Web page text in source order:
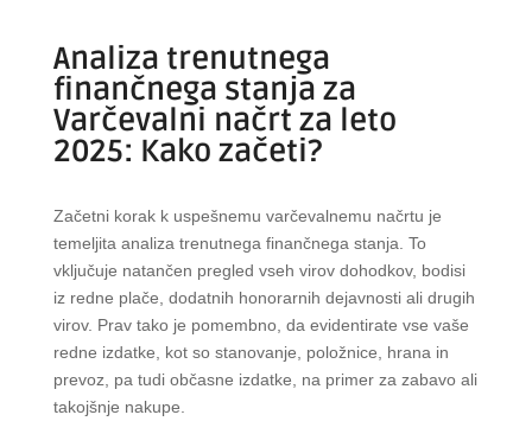
Analiza trenutnega
finančnega stanja za
Varčevalni načrt za leto
2025: Kako začeti?
Začetni korak k uspešnemu varčevalnemu načrtu je
temeljita analiza trenutnega finančnega stanja. To
vključuje natančen pregled vseh virov dohodkov, bodisi
iz redne plače, dodatnih honorarnih dejavnosti ali drugih
virov. Prav tako je pomembno, da evidentirate vse vaše
redne izdatke, kot so stanovanje, položnice, hrana in
prevoz, pa tudi občasne izdatke, na primer za zabavo ali
takojšnje nakupe.